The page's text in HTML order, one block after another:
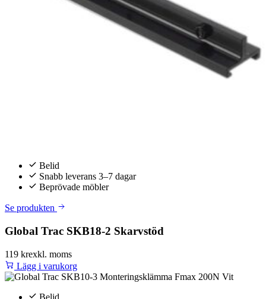
Belid
Snabb leverans 3–7 dagar
Beprövade möbler
Se produkten
Global Trac SKB18-2 Skarvstöd
119 krexkl. moms
Lägg i varukorg
Belid